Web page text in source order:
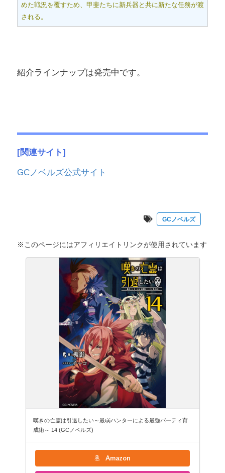
めた戦況を覆すため、甲斐たちに新兵器と共に新たな任務が渡
される。
紹介ラインナップは発売中です。
[関連サイト]
GCノベルズ公式サイト
GCノベルズ
※このページにはアフィリエイトリンクが使用されています
嘆きの亡霊は引退したい～最弱ハンターによる最強パーティ育
成術～ 14 (GCノベルズ)
Amazon